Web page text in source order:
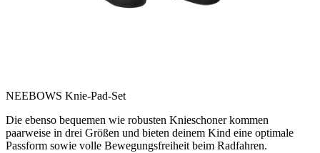
NEEBOWS Knie-Pad-Set
Die ebenso bequemen wie robusten Knieschoner kommen
paarweise in drei Größen und bieten deinem Kind eine optimale
Passform sowie volle Bewegungsfreiheit beim Radfahren.